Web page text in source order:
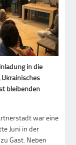
in die
bleibenden
war eine
Juni in der
Gast. Neben